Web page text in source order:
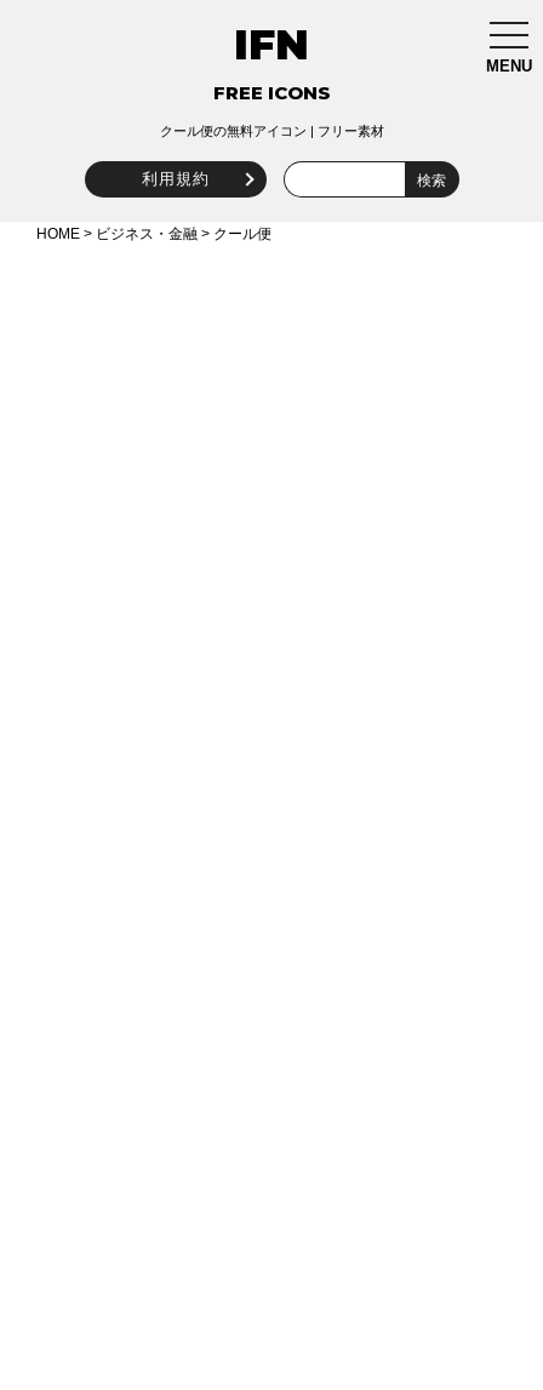
MENU
IFN
FREE ICONS
クール便の無料アイコン | フリー素材
利用規約
HOME > ビジネス・金融 > クール便